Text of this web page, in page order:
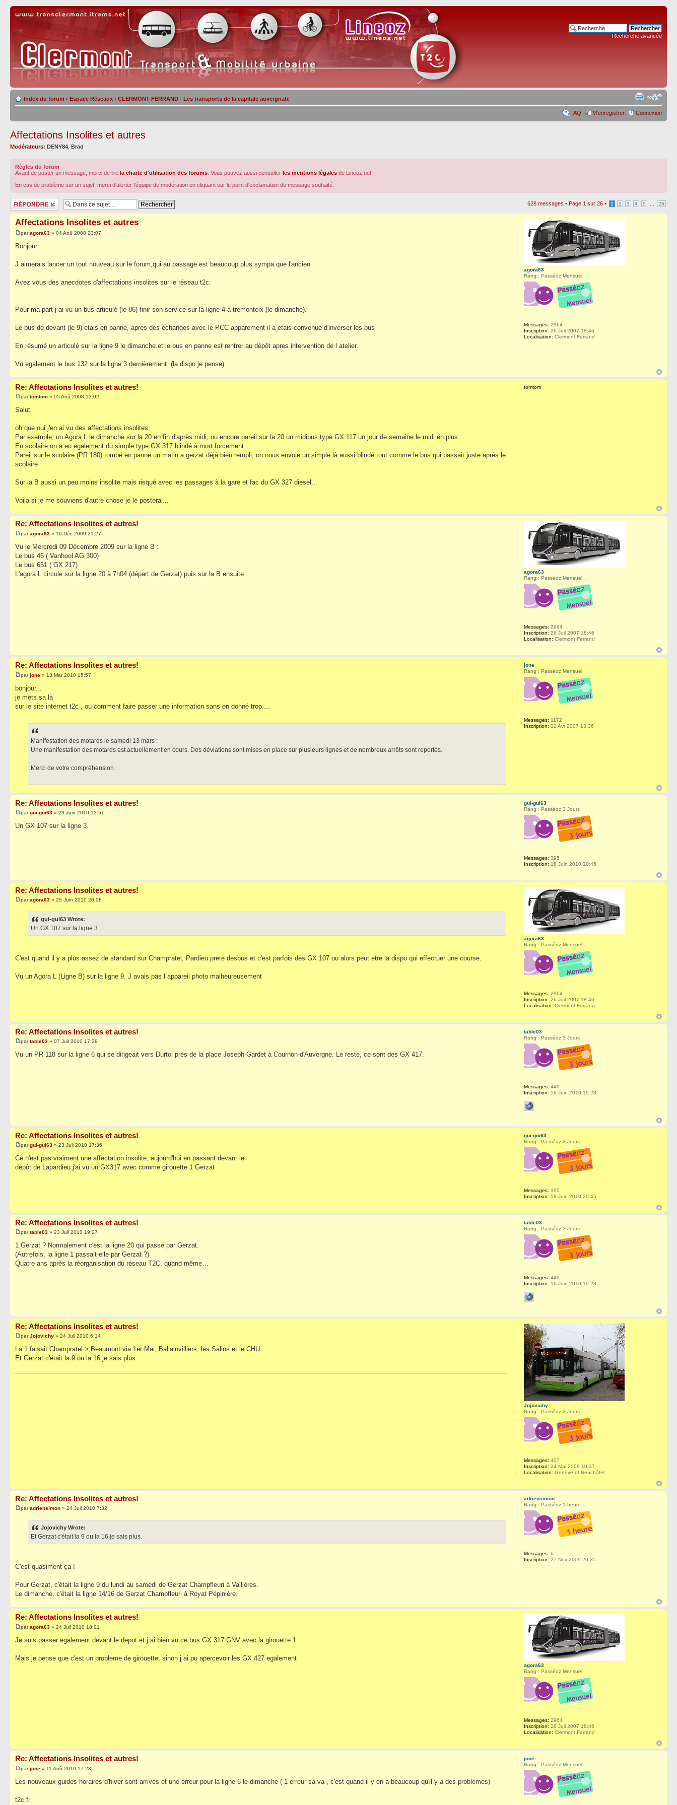
Recherche avancée
Index du forum ‹ Espace Réseaux ‹ CLERMONT-FERRAND - Les transports de la capitale auvergnate
FAQ M’enregistrer Connexion
Affectations Insolites et autres
Modérateurs: DENY84 Brad
Règles du forum
Avant de poster un message, merci de lire la charte d'utilisation des forums . Vous pouvez aussi consulter les mentions légales de Lineoz.net.
En cas de problème sur un sujet, merci d'alerter l'équipe de modération en cliquant sur le point d'exclamation du message souhaité.
Répondre 628 messages • Page 1 sur 26 • 1 2 3 4 5 26
Affectations Insolites et autres
paragora63 » 04 Aoû 2008 23:07
Bonjour
J aimerais lancer un tout nouveau sur le forum,qui au passage est beaucoup plus sympa que l'ancien
Avez vous des anecdotes d'affectations insolites sur le réseau t2c.
Pour ma part j ai vu un bus articulé (le 86) finir son service sur la ligne 4 à tremonteix (le dimanche).
Le bus de devant (le 9) etais en panne, apres des echanges avec le PCC apparement il a etais convenue d'inverser les bus
En résumé un articulé sur la ligne 9 le dimanche.et le bus en panne est rentrer au dépôt apres intervention de l atelier.
Vu egalement le bus 132 sur la ligne 3 dernièrement. (la dispo je pense)
agora63
Rang : Passéoz Mensuel
Messages: 2964
Inscription: 26 Juil 2007 18:46
Localisation: Clermont Ferrand
Re: Affectations Insolites et autres!
partomtom » 05 Aoû 2008 13:02
Salut
oh que oui j'en ai vu des affectations insolites,
Par exemple, un Agora L le dimanche sur la 20 en fin d'après midi, ou encore pareil sur la 20 un midibus type GX 117 un jour de semaine le midi en plus...
En scolaire on a eu egalement du simple type GX 317 blindé à mort forcement...
Pareil sur le scolaire (PR 180) tombé en panne un matin a gerzat déjà bien rempli, on nous envoie un simple là aussi blindé tout comme le bus qui passait juste après le
scolaire
Sur la B aussi un peu moins insolite mais risqué avec les passages à la gare et fac du GX 327 diesel...
Voila si je me souviens d'autre chose je le posterai...
tomtom
Re: Affectations Insolites et autres!
paragora63 » 10 Déc 2009 21:27
Vu le Mercredi 09 Décembre 2009 sur la ligne B :
Le bus 46 ( Vanhool AG 300)
Le bus 651 ( GX 217)
L'agora L circule sur la ligne 20 à 7h04 (départ de Gerzat) puis sur la B ensuite
agora63
Rang : Passéoz Mensuel
Messages: 2964
Inscription: 26 Juil 2007 18:46
Localisation: Clermont Ferrand
Re: Affectations Insolites et autres!
parjone » 13 Mar 2010 15:57
bonjour...
je mets sa là
sur le site internet t2c , ou comment faire passer une information sans en donné trop....
Manifestation des motards le samedi 13 mars :
Une manifestation des motards est actuellement en cours. Des déviations sont mises en place sur plusieurs lignes et de nombreux arrêts sont reportés.
Merci de votre compréhension.
jone
Rang : Passéoz Mensuel
Messages: 1172
Inscription: 02 Avr 2007 13:36
Re: Affectations Insolites et autres!
pargui-gui63 » 23 Juin 2010 13:51
Un GX 107 sur la ligne 3.
gui-gui63
Rang : Passéoz 3 Jours
Messages: 395
Inscription: 18 Juin 2010 20:45
Re: Affectations Insolites et autres!
paragora63 » 25 Juin 2010 20:08
gui-gui63 Wrote:
Un GX 107 sur la ligne 3.
C'est quand il y a plus assez de standard sur Champratel, Pardieu prete desbus et c'est parfois des GX 107 ou alors peut etre la dispo qui effectuer une course.
Vu un Agora L (Ligne B) sur la ligne 9. J avais pas l appareil photo malheureusement
agora63
Rang : Passéoz Mensuel
Messages: 2964
Inscription: 26 Juil 2007 18:46
Localisation: Clermont Ferrand
Re: Affectations Insolites et autres!
partable03 » 07 Juil 2010 17:28
Vu un PR 118 sur la ligne 6 qui se dirigeait vers Durtol près de la place Joseph-Gardet à Cournon-d'Auvergne. Le reste, ce sont des GX 417.
table03
Rang : Passéoz 3 Jours
Messages: 449
Inscription: 16 Juin 2010 19:28
Re: Affectations Insolites et autres!
pargui-gui63 » 23 Juil 2010 17:36
Ce n'est pas vraiment une affectation insolite, aujourd'hui en passant devant le
dépôt de Lapardieu j'ai vu un GX317 avec comme girouette 1 Gerzat
gui-gui63
Rang : Passéoz 3 Jours
Messages: 395
Inscription: 18 Juin 2010 20:45
Re: Affectations Insolites et autres!
partable03 » 23 Juil 2010 19:27
1 Gerzat ? Normalement c'est la ligne 20 qui passe par Gerzat.
(Autrefois, la ligne 1 passait-elle par Gerzat ?)
Quatre ans après la réorganisation du réseau T2C, quand même…
table03
Rang : Passéoz 3 Jours
Messages: 449
Inscription: 16 Juin 2010 19:28
Re: Affectations Insolites et autres!
parJojovichy » 24 Juil 2010 6:14
La 1 faisait Champratel > Beaumont via 1er Mai, Ballainvilliers, les Salins et le CHU.
Et Gerzat c'était la 9 ou la 16 je sais plus.
Jojovichy
Rang : Passéoz 3 Jours
Messages: 407
Inscription: 24 Mai 2009 10:37
Localisation: Genève et Neuchâtel
Re: Affectations Insolites et autres!
paradriensimon » 24 Juil 2010 7:32
Jojovichy Wrote:
Et Gerzat c'était la 9 ou la 16 je sais plus.
C'est quasiment ça !
Pour Gerzat, c'était la ligne 9 du lundi au samedi de Gerzat Champfleuri à Vallières.
Le dimanche, c'était la ligne 14/16 de Gerzat Champfleuri à Royat Pépinière.
adriensimon
Rang : Passéoz 1 heure
Messages: 6
Inscription: 27 Nov 2009 20:35
Re: Affectations Insolites et autres!
paragora63 » 24 Juil 2010 18:01
Je suis passer egalement devant le depot et j ai bien vu ce bus GX 317 GNV avec la girouette 1
Mais je pense que c'est un probleme de girouette, sinon j ai pu apercevoir les GX 427 egalement
agora63
Rang : Passéoz Mensuel
Messages: 2964
Inscription: 26 Juil 2007 18:46
Localisation: Clermont Ferrand
Re: Affectations Insolites et autres!
parjone » 11 Aoû 2010 17:23
Les nouveaux guides horaires d'hiver sont arrivés et une erreur pour la ligne 6 le dimanche ( 1 erreur sa va , c'est quand il y en a beaucoup qu'il y a des problemes)
t2c.fr
jone
Rang : Passéoz Mensuel